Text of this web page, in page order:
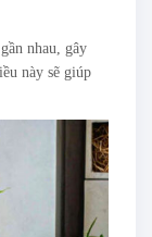
nhau, gây
này sẽ giúp